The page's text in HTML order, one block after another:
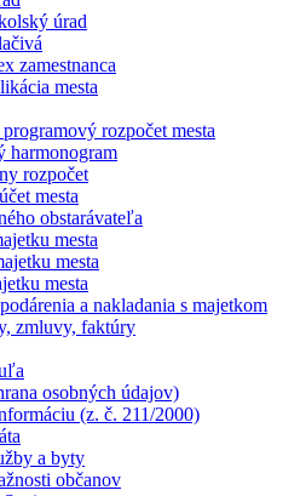
úrad
zamestnanca
mesta
rozpočet mesta
harmonogram
rozpočet
mesta
obstarávateľa
mesta
mesta
mesta
a nakladania s majetkom
zmluvy, faktúry
osobných údajov)
(z. č. 211/2000)
a byty
občanov